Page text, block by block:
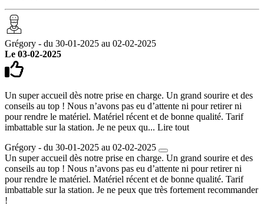
Grégory - du 30-01-2025 au 02-02-2025
Le 03-02-2025
Un super accueil dès notre prise en charge. Un grand sourire et des
conseils au top ! Nous n’avons pas eu d’attente ni pour retirer ni
pour rendre le matériel. Matériel récent et de bonne qualité. Tarif
imbattable sur la station. Je ne peux qu... Lire tout
Grégory - du 30-01-2025 au 02-02-2025
Un super accueil dès notre prise en charge. Un grand sourire et des
conseils au top ! Nous n’avons pas eu d’attente ni pour retirer ni
pour rendre le matériel. Matériel récent et de bonne qualité. Tarif
imbattable sur la station. Je ne peux que très fortement recommander
!